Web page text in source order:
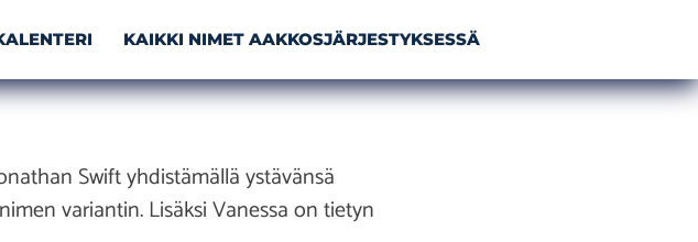
KAIKKI NIMET AAKKOSJÄRJESTYKSESSÄ
Swift yhdistämällä ystävänsä
variantin. Lisäksi Vanessa on tietyn